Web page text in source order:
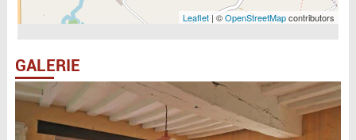
Leaflet | ©OpenStreetMapcontributors
GALERIE